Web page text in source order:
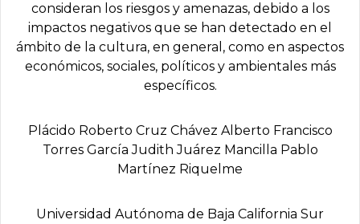
consideran los riesgos y amenazas, debido a los
impactos negativos que se han detectado en el
ámbito de la cultura, en general, como en aspectos
económicos, sociales, políticos y ambientales más
específicos.
Plácido Roberto Cruz Chávez Alberto Francisco
Torres García Judith Juárez Mancilla Pablo
Martínez Riquelme
Universidad Autónoma de Baja California Sur